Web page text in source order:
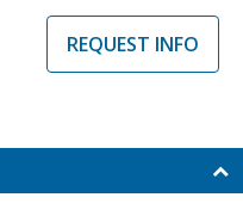
REQUEST INFO